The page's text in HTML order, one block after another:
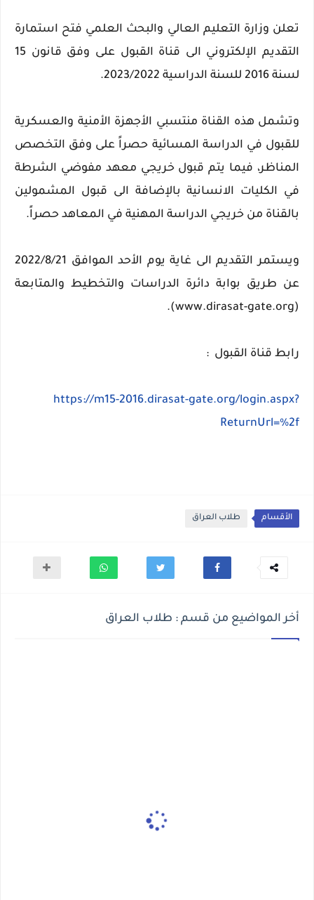
تعلن وزارة التعليم العالي والبحث العلمي فتح استمارة
التقديم الإلكتروني الى قناة القبول على وفق قانون 15
لسنة 2016 للسنة الدراسية 2023/2022.
وتشمل هذه القناة منتسبي الأجهزة الأمنية والعسكرية
للقبول في الدراسة المسائية حصراً على وفق التخصص
المناظر، فيما يتم قبول خريجي معهد مفوضي الشرطة
في الكليات الانسانية بالإضافة الى قبول المشمولين
بالقناة من خريجي الدراسة المهنية في المعاهد حصراً.
ويستمر التقديم الى غاية يوم الأحد الموافق 2022/8/21
عن طريق بوابة دائرة الدراسات والتخطيط والمتابعة
(www.dirasat-gate.org).
رابط قناة القبول :
https://m15-2016.dirasat-gate.org/login.aspx?
ReturnUrl=%2f
الأقسام طلاب العراق
أخر المواضيع من قسم : طلاب العراق